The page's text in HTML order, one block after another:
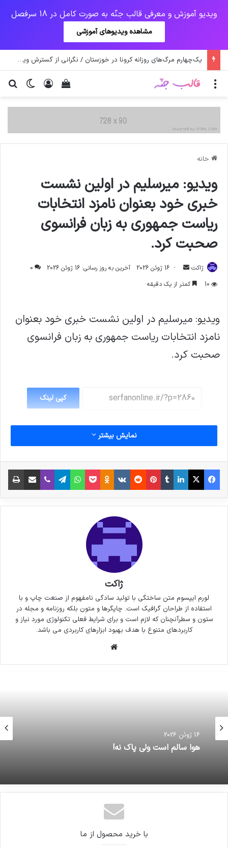
ویدیو آموزش و معرفی قالب جنّه به صورت کامل در 18 سرفصل
مشاهده ویدیوهای آموزشی
یک‌چهارم مرگ‌های روزانه کرونا در خوزستان / نگرانی از گسترش ویروس انگلیسی در تهران
تغییر ورود
دیدن سبد خرید منو
خانه
ویدیو: میرسلیم در اولین نشست
خبری خود بعنوان نامزد انتخابات
ریاست جمهوری به زبان فرانسوی
صحبت کرد.
ژاکت
ارسال
ایمیل
16 ژوئن 2026 آخرین به روز رسانی: 16 ژوئن 2026
0
10
کمتر از یک دقیقه
ویدیو: میرسلیم در اولین نشست خبری خود بعنوان
نامزد انتخابات ریاست جمهوری به زبان فرانسوی
صحبت کرد.
کپی لینک
نمایش بیشتر
فیس بوک X لینکدین
‫تامبلر‫پین‌ترست
‫رددیت‫VKontakte
‫Odnoklassniki
پاکتواتس آپ تلگراموایبر اشتراک گذاری از طریق ایمیل
ژاکت
لورم ایپسوم متن ساختگی با تولید سادگی نامفهوم از صنعت چاپ و با
استفاده از طراحان گرافیک است. چاپگرها و متون بلکه روزنامه و مجله در
ستون و سطرآنچنان که لازم است و برای شرایط فعلی تکنولوژی مورد نیاز و
کاربردهای متنوع با هدف بهبود ابزارهای کاربردی می باشد.
16 ژوئن 2026
هوا سالم است ولی پاک نه!
با خرید محصول از ما